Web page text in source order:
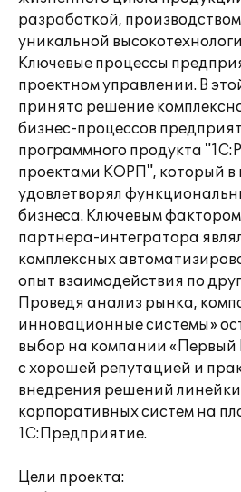
разработкой,
уникальной
Ключевые процессы
проектном управлении. В
принято решение
бизнес-процессов
программного продукта
проектами КОРП", который в
удовлетворял
бизнеса. Ключевым
партнера-интегратора
комплексных
опыт взаимодействия по
Проведя анализ рынка,
инновационные системы»
выбор на компании «Первый
с хорошей репутацией и
внедрения решений
корпоративных систем на
1С:Предприятие.
Цели проекта: